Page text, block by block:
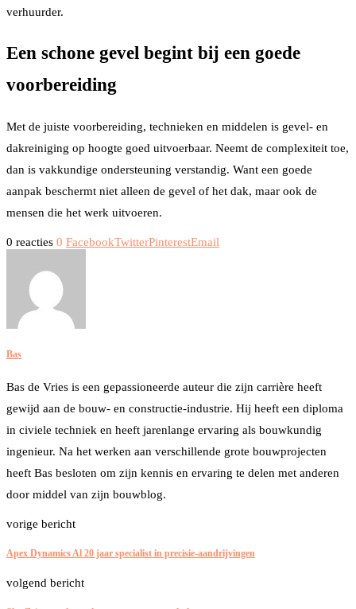
verhuurder.
Een schone gevel begint bij een goede
voorbereiding
Met de juiste voorbereiding, technieken en middelen is gevel- en
dakreiniging op hoogte goed uitvoerbaar. Neemt de complexiteit toe,
dan is vakkundige ondersteuning verstandig. Want een goede
aanpak beschermt niet alleen de gevel of het dak, maar ook de
mensen die het werk uitvoeren.
0 reacties 0 FacebookTwitterPinterestEmail
Bas
Bas de Vries is een gepassioneerde auteur die zijn carrière heeft
gewijd aan de bouw- en constructie-industrie. Hij heeft een diploma
in civiele techniek en heeft jarenlange ervaring als bouwkundig
ingenieur. Na het werken aan verschillende grote bouwprojecten
heeft Bas besloten om zijn kennis en ervaring te delen met anderen
door middel van zijn bouwblog.
vorige bericht
Apex Dynamics Al 20 jaar specialist in precisie-aandrijvingen
volgend bericht